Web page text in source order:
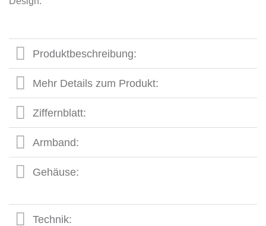
Produktbeschreibung:
Mehr Details zum Produkt:
Ziffernblatt:
Armband:
Gehäuse:
Technik: